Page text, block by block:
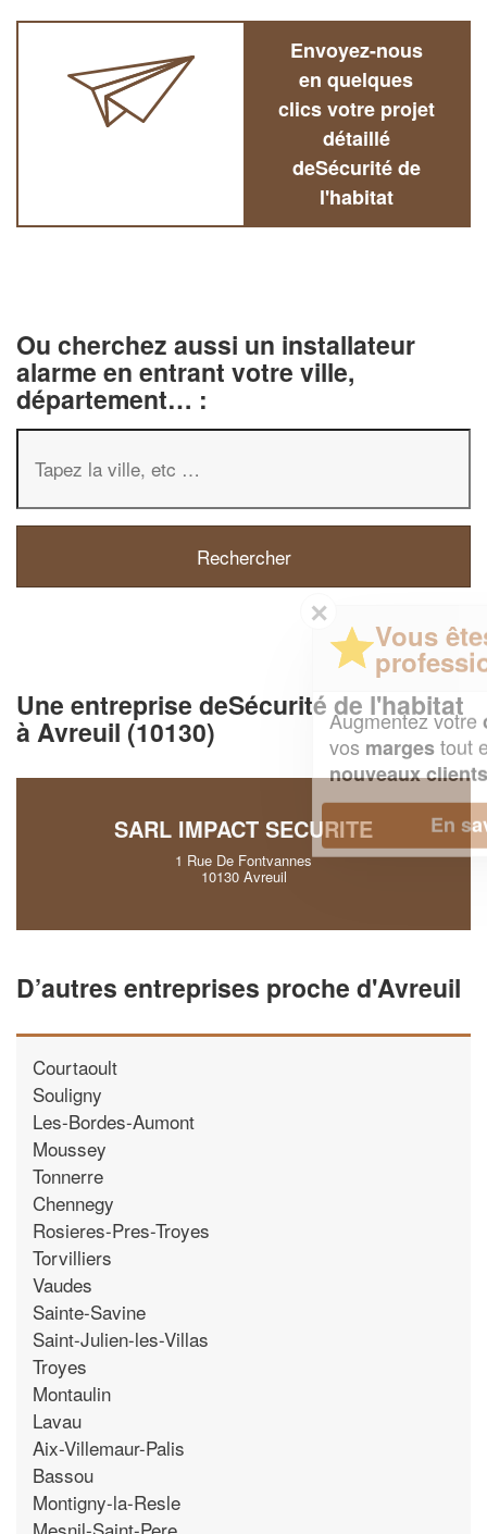
Envoyez-nous
en quelques
clics votre projet
détaillé
deSécurité de
l'habitat
Ou cherchez aussi un installateur
alarme en entrant votre ville,
département… :
Une entreprise deSécurité de l'habitat
à Avreuil (10130)
SARL IMPACT SECURITE
1 Rue De Fontvannes
10130 Avreuil
D’autres entreprises proche d'Avreuil
Courtaoult
Souligny
Les-Bordes-Aumont
Moussey
Tonnerre
Chennegy
Rosieres-Pres-Troyes
Torvilliers
Vaudes
Sainte-Savine
Saint-Julien-les-Villas
Troyes
Montaulin
Lavau
Aix-Villemaur-Palis
Bassou
Montigny-la-Resle
Mesnil-Saint-Pere
Vous êtes un
professionnel ?
Augmentez votrechiffre d'affaireset
vosmarges
tout en gagnant de
nouveaux clients!
En savoir plus